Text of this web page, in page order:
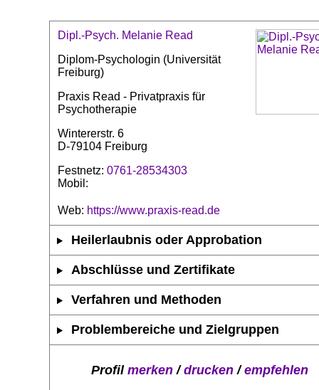
Dipl.-Psych. Melanie Read
Diplom-Psychologin (Universität
Freiburg)
Praxis Read - Privatpraxis für
Psychotherapie
Wintererstr. 6
D-79104 Freiburg
Festnetz: 0761-28534303
Mobil:
Web: https://www.praxis-read.de
Heilerlaubnis oder Approbation
Abschlüsse und Zertifikate
Verfahren und Methoden
Problembereiche und Zielgruppen
Profil merken/drucken/empfehlen